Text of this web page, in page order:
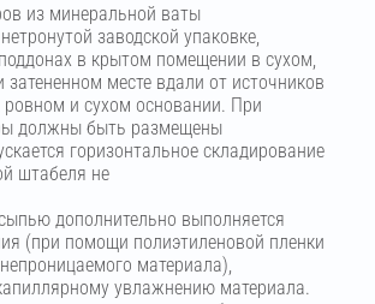
из минеральной ваты
заводской упаковке,
в крытом помещении в сухом,
месте вдали от источников
ровном и сухом основании. При
должны быть размещены
горизонтальное складирование
штабеля не
дополнительно выполняется
(при помощи полиэтиленовой пленки
материала),
увлажнению материала.